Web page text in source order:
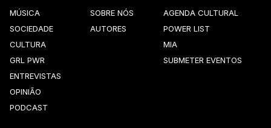
MÚSICA
SOCIEDADE
CULTURA
GRL PWR
ENTREVISTAS
OPINIÃO
PODCAST
SOBRE NÓS
AUTORES
AGENDA CULTURAL
POWER LIST
MIA
SUBMETER EVENTOS